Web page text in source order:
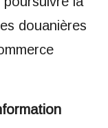
douanières